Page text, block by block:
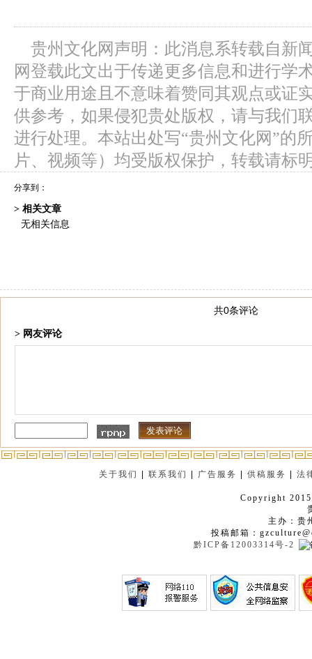
贵州文化网声明：此消息系转载自新
网登载此文出于传递更多信息和进行学
于商业用途且不意味着赞同其观点或证
供参考，如果侵犯贵处版权，请与我们
进行处理。本站出处写“贵州文化网”的
片、视频等）均受版权保护，转载请标
分享到：
> 相关文章
无相关信息
共0条评论
> 网友评论
关于我们 |联系我们 广告服务 |供稿服务 |法
Copyright
主办：贵
投稿邮箱：
黔ICP备12003314号-2